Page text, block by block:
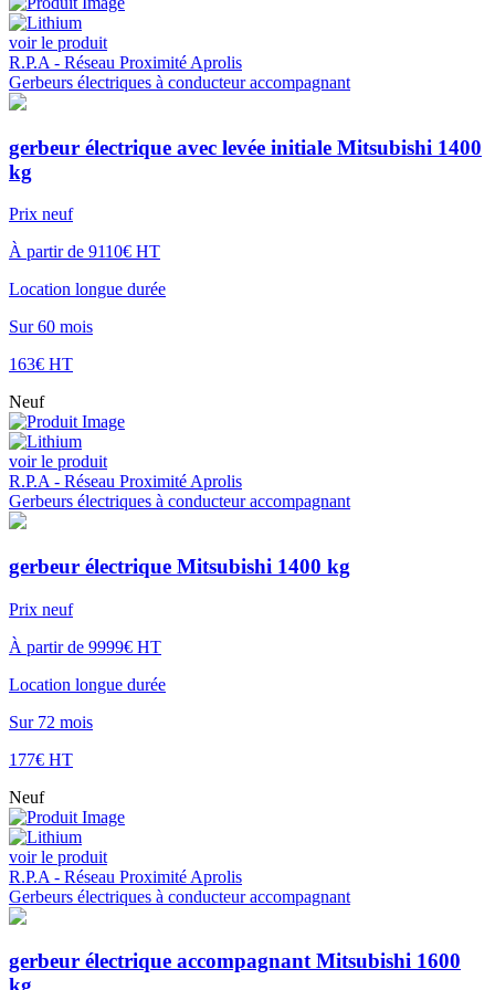
voir le produit
R.P.A - Réseau Proximité Aprolis
Gerbeurs électriques à conducteur accompagnant
gerbeur électrique avec levée initiale Mitsubishi 1400
kg
Prix neuf
À partir de 9110€ HT
Location longue durée
Sur 60 mois
163€ HT
Neuf
voir le produit
R.P.A - Réseau Proximité Aprolis
Gerbeurs électriques à conducteur accompagnant
gerbeur électrique Mitsubishi 1400 kg
Prix neuf
À partir de 9999€ HT
Location longue durée
Sur 72 mois
177€ HT
Neuf
voir le produit
R.P.A - Réseau Proximité Aprolis
Gerbeurs électriques à conducteur accompagnant
gerbeur électrique accompagnant Mitsubishi 1600